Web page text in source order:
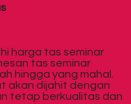
harga tas seminar
tas seminar
hingga yang mahal.
akan dijahit dengan
tetap berkualitas dan